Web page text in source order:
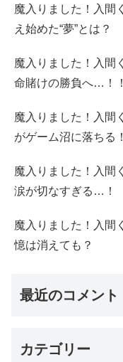
魔入りました！入間
え始めた“夢”とは？
魔入りました！入間
命賭けの勝負へ…！！
魔入りました！入間
がゲーム沼に落ちる
魔入りました！入間
涙が切なすぎる…！
魔入りました！入間
憶は消えても？
最近のコメント
カテゴリー